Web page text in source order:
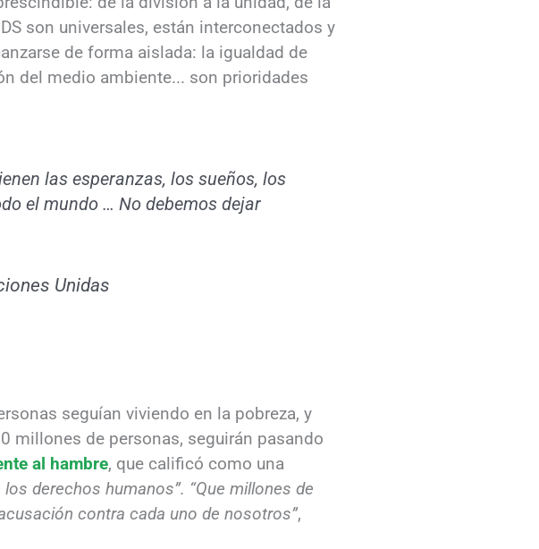
son universales, están interconectados y
de forma aislada: la igualdad de
del medio ambiente... son prioridades
las esperanzas, los sueños, los
el mundo … No debemos dejar
Unidas
seguían viviendo en la pobreza, y
millones de personas, seguirán pasando
al hambre, que calificó como una
derechos humanos”. “Que millones de
contra cada uno de nosotros”,